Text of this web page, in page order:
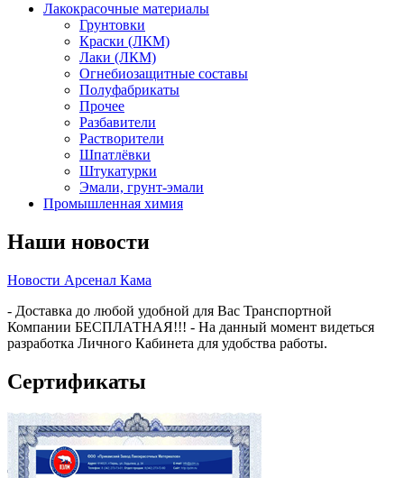
Лакокрасочные материалы
Грунтовки
Краски (ЛКМ)
Лаки (ЛКМ)
Огнебиозащитные составы
Полуфабрикаты
Прочее
Разбавители
Растворители
Шпатлёвки
Штукатурки
Эмали, грунт-эмали
Промышленная химия
Наши новости
Новости Арсенал Кама
- Доставка до любой удобной для Вас Транспортной
Компании БЕСПЛАТНАЯ!!! - На данный момент видеться
разработка Личного Кабинета для удобства работы.
Сертификаты